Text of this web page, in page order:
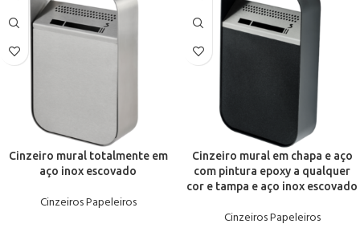
Cinzeiro mural totalmente em
aço inox escovado
Cinzeiros Papeleiros
Cinzeiro mural em chapa e aço
com pintura epoxy a qualquer
cor e tampa e aço inox escovado
Cinzeiros Papeleiros